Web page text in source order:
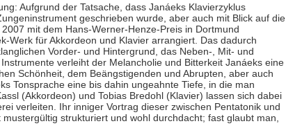
Aufgrund der Tatsache, dass Janáeks Klavierzyklus
geschrieben wurde, aber auch mit Blick auf die
mit dem Hans-Werner-Henze-Preis in Dortmund
Werk für Akkordeon und Klavier arrangiert. Das dadurch
Vorder- und Hintergrund, das Neben-, Mit- und
verleiht der Melancholie und Bitterkeit Janáeks eine
Schönheit, dem Beängstigenden und Abrupten, aber auch
Tonsprache eine bis dahin ungeahnte Tiefe, in die man
(Akkordeon) und Tobias Bredohl (Klavier) lassen sich dabei
verleiten. Ihr inniger Vortrag dieser zwischen Pentatonik und
strukturiert und wohl durchdacht; fast glaubt man,